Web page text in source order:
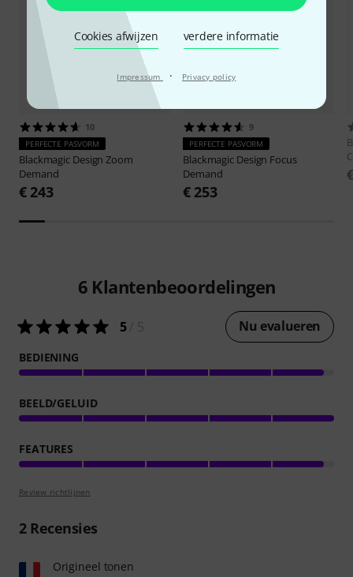
Cookies afwijzen verdere informatie
Impressum · Privacy policy
10
PERFECTE PASVORM
Blackmagic Design Zoom
Demand
€ 243
9
PERFECTE PASVORM
Blackmagic Design Focus
Demand
€ 253
6 Klantenbeoordelingen
5/ 5 Nu evalueren
BEDIENING
BEELD/GELUID
FEATURES
Review richtlijnen
2Recensies
Origineel tonen